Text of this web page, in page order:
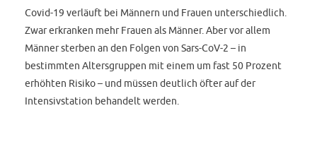
Covid-19 verläuft bei Männern und Frauen unterschiedlich.
Zwar erkranken mehr Frauen als Männer. Aber vor allem
Männer sterben an den Folgen von Sars-CoV-2 – in
bestimmten Altersgruppen mit einem um fast 50 Prozent
erhöhten Risiko – und müssen deutlich öfter auf der
Intensivstation behandelt werden.